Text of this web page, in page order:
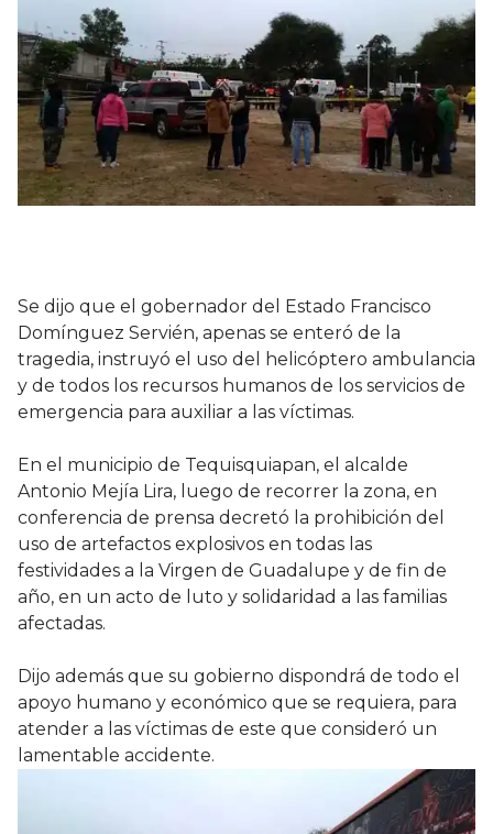
Se dijo que el gobernador del Estado Francisco
Domínguez Servién, apenas se enteró de la
tragedia, instruyó el uso del helicóptero ambulancia
y de todos los recursos humanos de los servicios de
emergencia para auxiliar a las víctimas.
En el municipio de Tequisquiapan, el alcalde
Antonio Mejía Lira, luego de recorrer la zona, en
conferencia de prensa decretó la prohibición del
uso de artefactos explosivos en todas las
festividades a la Virgen de Guadalupe y de fin de
año, en un acto de luto y solidaridad a las familias
afectadas.
Dijo además que su gobierno dispondrá de todo el
apoyo humano y económico que se requiera, para
atender a las víctimas de este que consideró un
lamentable accidente.